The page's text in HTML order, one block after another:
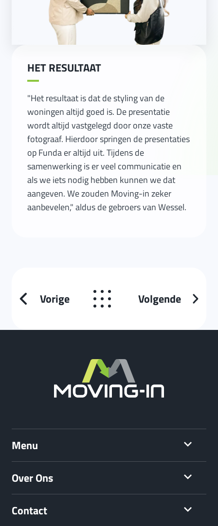
HET RESULTAAT
"Het resultaat is dat de styling van de
woningen altijd goed is. De presentatie
wordt altijd vastgelegd door onze vaste
fotograaf. Hierdoor springen de presentaties
op Funda er altijd uit. Tijdens de
samenwerking is er veel communicatie en
als we iets nodig hebben kunnen we dat
aangeven. We zouden Moving-in zeker
aanbevelen," aldus de gebroers van Wessel.
Vorige Volgende
Menu
Over Ons
Contact